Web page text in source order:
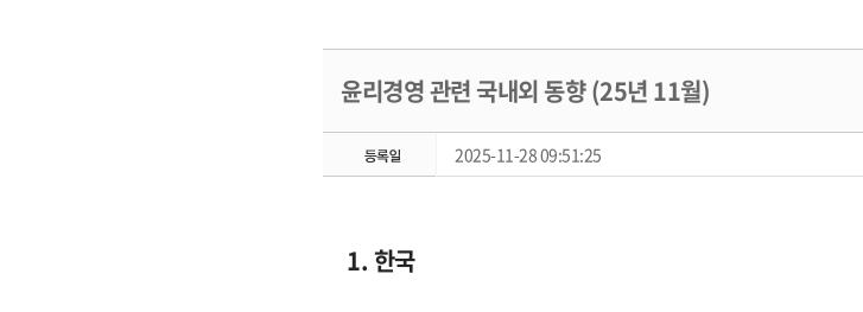
윤리경영 관련 국내외 동향 (25년 11월)
2025-11-28 09:51:25
1. 한국